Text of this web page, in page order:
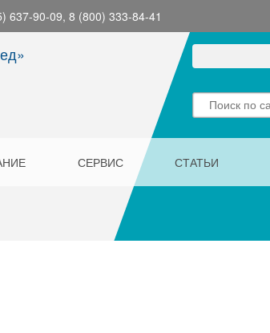
637-90-09, 8 (800) 333-84-41
СЕРВИС СТАТЬИ